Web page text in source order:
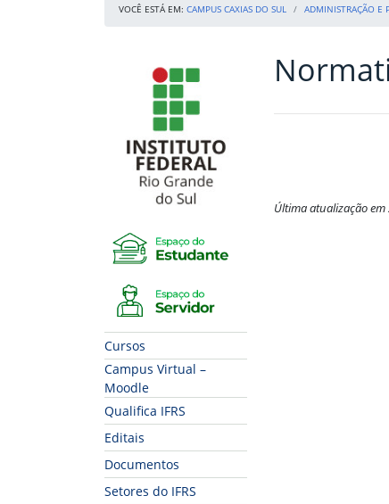
VOCÊ ESTÁ EM: CAMPUS CAXIAS DO SUL ADMINISTRAÇÃO E
Início da navegação
Espaço do Estudante
Espaço do Servidor
Cursos
Campus Virtual –
Moodle
Qualifica IFRS
Editais
Documentos
Setores do IFRS
Início do
Última atualização